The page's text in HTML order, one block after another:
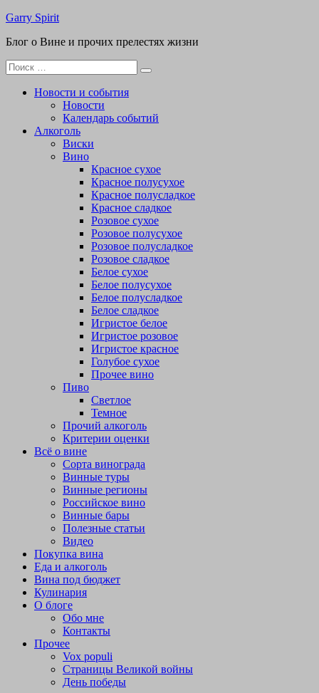
Перейти
содержимому
Garry Spirit
Блог о Вине и прочих прелестях жизни
Поиск
для:
Новости и события
Новости
Календарь событий
Алкоголь
Виски
Вино
Красное сухое
Красное полусухое
Красное полусладкое
Красное сладкое
Розовое сухое
Розовое полусухое
Розовое полусладкое
Розовое сладкое
Белое сухое
Белое полусухое
Белое полусладкое
Белое сладкое
Игристое белое
Игристое розовое
Игристое красное
Голубое сухое
Прочее вино
Пиво
Светлое
Темное
Прочий алкоголь
Критерии оценки
Всё о вине
Сорта винограда
Винные туры
Винные регионы
Российское вино
Винные бары
Полезные статьи
Видео
Покупка вина
Еда и алкоголь
Вина под бюджет
Кулинария
О блоге
Обо мне
Контакты
Прочее
Vox populi
Страницы Великой войны
День победы